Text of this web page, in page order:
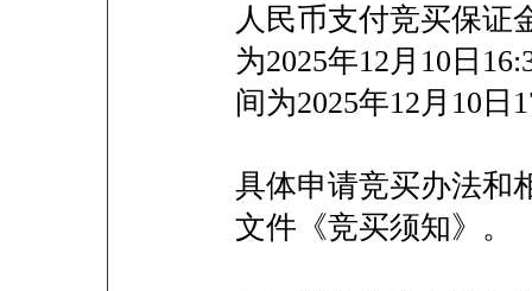
人民币支付竞买保证
为2025年12月10日
间为2025年12月10日
具体申请竞买办法和
文件《竞买须知》。